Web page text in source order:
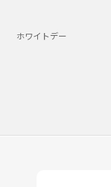
ホワイトデー